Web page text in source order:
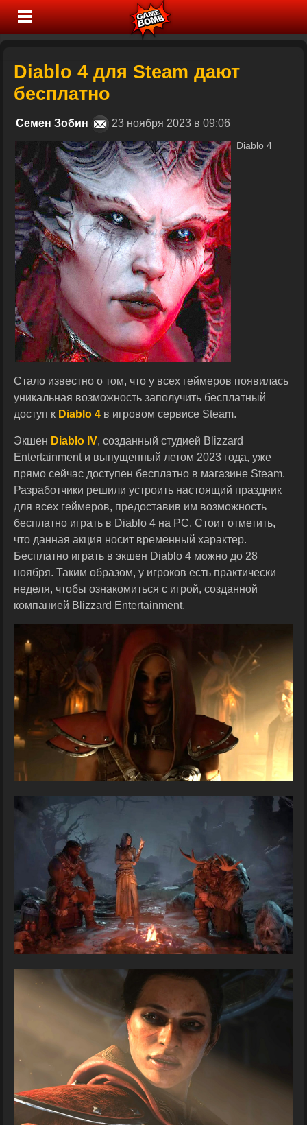
Diablo 4 для Steam дают
бесплатно
Семен Зобин 23 ноября 2023 в 09:06
Diablo 4
Стало известно о том, что у всех геймеров появилась
уникальная возможность заполучить бесплатный
доступ к Diablo 4 в игровом сервисе Steam.
Экшен Diablo IV, созданный студией Blizzard
Entertainment и выпущенный летом 2023 года, уже
прямо сейчас доступен бесплатно в магазине Steam.
Разработчики решили устроить настоящий праздник
для всех геймеров, предоставив им возможность
бесплатно играть в Diablo 4 на PC. Стоит отметить,
что данная акция носит временный характер.
Бесплатно играть в экшен Diablo 4 можно до 28
ноября. Таким образом, у игроков есть практически
неделя, чтобы ознакомиться с игрой, созданной
компанией Blizzard Entertainment.